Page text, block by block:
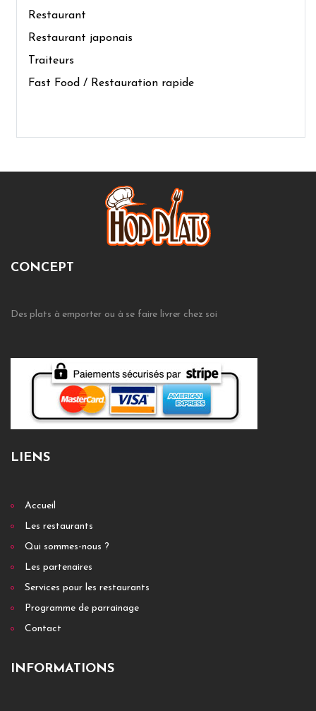
Restaurant
Restaurant japonais
Traiteurs
Fast Food / Restauration rapide
CONCEPT
Des plats à emporter ou à se faire livrer chez soi
LIENS
Accueil
Les restaurants
Qui sommes-nous ?
Les partenaires
Services pour les restaurants
Programme de parrainage
Contact
INFORMATIONS